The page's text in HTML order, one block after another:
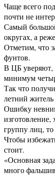
Чаще всего
почти не
Самый
округах, а
Отметим, что
фунтов.
В ЦБ уверяют,
минимум
Так что
летний
Ошибку
группу лиц,
Чтобы
стоит.
«Основная
много